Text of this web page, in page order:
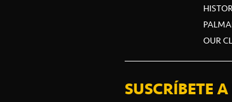
OUR
SUSCRÍBETE